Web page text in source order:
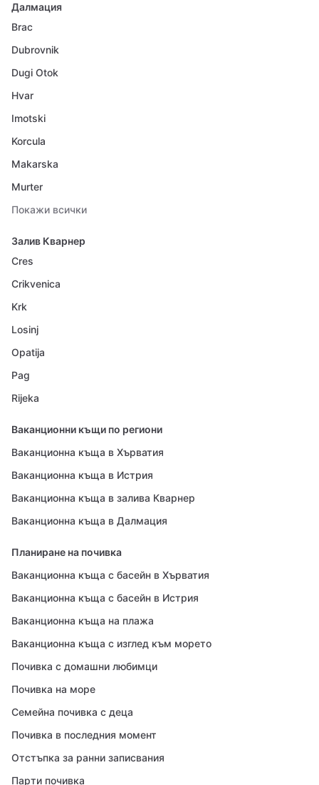
Далмация
Brac
Dubrovnik
Dugi Otok
Hvar
Imotski
Korcula
Makarska
Murter
Покажи всички
Залив Кварнер
Cres
Crikvenica
Krk
Losinj
Opatija
Pag
Rijeka
Ваканционни къщи по региони
Ваканционна къща в Хърватия
Ваканционна къща в Истрия
Ваканционна къща в залива Кварнер
Ваканционна къща в Далмация
Планиране на почивка
Ваканционна къща с басейн в Хърватия
Ваканционна къща с басейн в Истрия
Ваканционна къща на плажа
Ваканционна къща с изглед към морето
Почивка с домашни любимци
Почивка на море
Семейна почивка с деца
Почивка в последния момент
Отстъпка за ранни записвания
Парти почивка